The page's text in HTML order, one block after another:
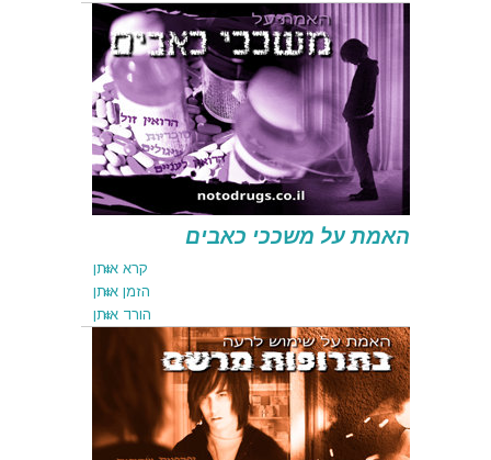
קרא אותן
הזמן אותן
הורד אותן
האמת על משככי כאבים
קרא אותן
הזמן אותן
הורד אותן
קרא אותן
הזמן אותן
הורד אותן